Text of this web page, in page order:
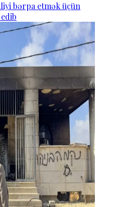
bərpa etmək üçün